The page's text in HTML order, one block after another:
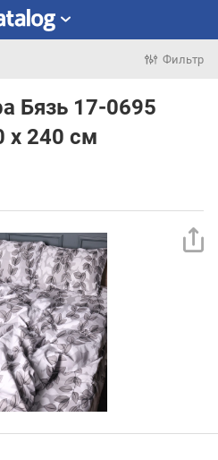
Фильтр
Бязь 17-0695
x 240 см